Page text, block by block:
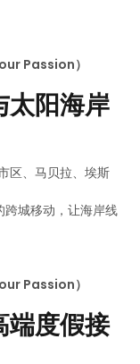
Passion）
太阳海岸
区、马贝拉、埃斯
城移动，让海岸线
Passion）
端度假接